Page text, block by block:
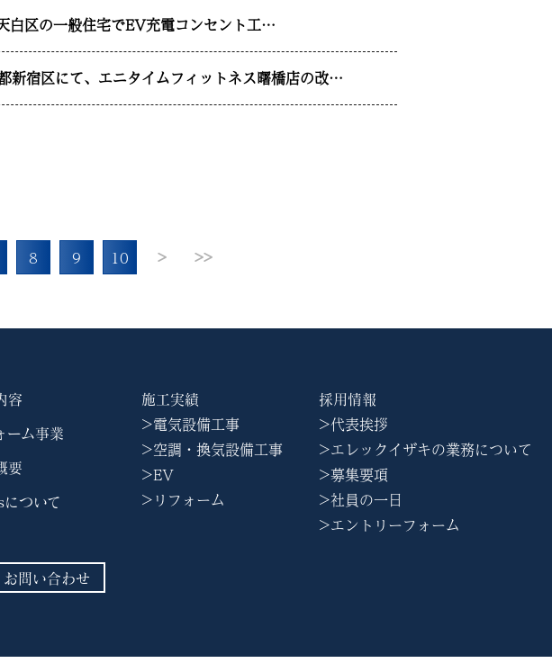
白区の一般住宅でEV充電コンセント工…
新宿区にて、エニタイムフィットネス曙橋店の改…
8 9 10
容
ーム事業
要
について
お問い合わせ
施工実績
>電気設備工事
>空調・換気設備工事
>EV
>リフォーム
採用情報
>代表挨拶
>エレックイザキの業務について
>募集要項
>社員の一日
>エントリーフォーム